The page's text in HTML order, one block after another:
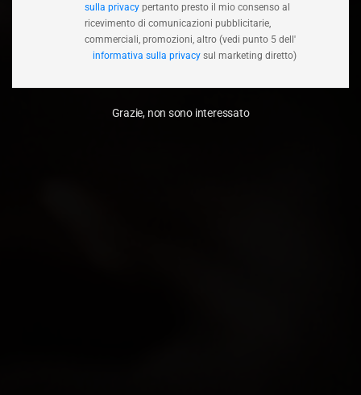
sulla privacy pertanto presto il mio consenso al
ricevimento di comunicazioni pubblicitarie,
commerciali, promozioni, altro (vedi punto 5 dell'
informativa sulla privacy sul marketing diretto)
Grazie, non sono interessato